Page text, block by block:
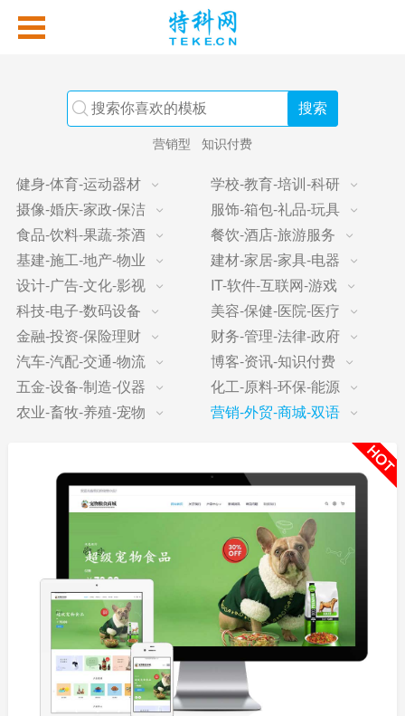
营销型 知识付费
健身-体育-运动器材
学校-教育-培训-科研
摄像-婚庆-家政-保洁
服饰-箱包-礼品-玩具
食品-饮料-果蔬-茶酒
餐饮-酒店-旅游服务
基建-施工-地产-物业
建材-家居-家具-电器
设计-广告-文化-影视
IT-软件-互联网-游戏
科技-电子-数码设备
美容-保健-医院-医疗
金融-投资-保险理财
财务-管理-法律-政府
汽车-汽配-交通-物流
博客-资讯-知识付费
五金-设备-制造-仪器
化工-原料-环保-能源
农业-畜牧-养殖-宠物
营销-外贸-商城-双语